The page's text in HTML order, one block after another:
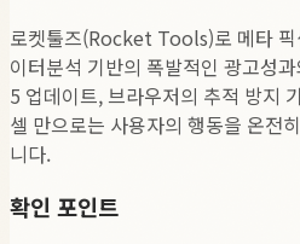
로켓툴즈(Rocket Tools)로 메타 픽
이터분석 기반의 폭발적인 광고성
5 업데이트, 브라우저의 추적 방지
셀 만으로는 사용자의 행동을 온전
니다.
확인 포인트